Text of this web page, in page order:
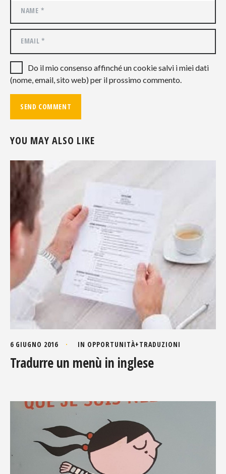
Do il mio consenso affinché un cookie salvi i miei dati
(nome, email, sito web) per il prossimo commento.
YOU MAY ALSO LIKE
6 GIUGNO 2016 IN OPPORTUNITÀ+TRADUZIONI
Tradurre un menù in inglese